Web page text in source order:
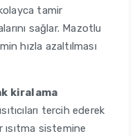
kolayca tamir
sağlar. Mazotlu
hızla azaltılması
kiralama
tercih ederek
sistemine